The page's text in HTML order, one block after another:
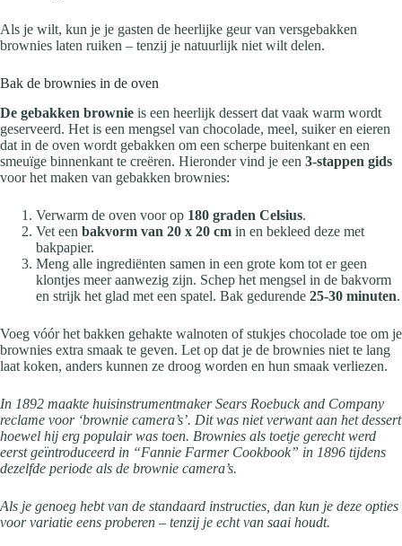
Als je wilt, kun je je gasten de heerlijke geur van versgebakken
brownies laten ruiken – tenzij je natuurlijk niet wilt delen.
Bak de brownies in de oven
De gebakken brownie is een heerlijk dessert dat vaak warm wordt
geserveerd. Het is een mengsel van chocolade, meel, suiker en eieren
dat in de oven wordt gebakken om een scherpe buitenkant en een
smeuïge binnenkant te creëren. Hieronder vind je een 3-stappen gids
voor het maken van gebakken brownies:
Verwarm de oven voor op 180 graden Celsius.
Vet een bakvorm van 20 x 20 cm in en bekleed deze met
bakpapier.
Meng alle ingrediënten samen in een grote kom tot er geen
klontjes meer aanwezig zijn. Schep het mengsel in de bakvorm
en strijk het glad met een spatel. Bak gedurende 25-30 minuten.
Voeg vóór het bakken gehakte walnoten of stukjes chocolade toe om je
brownies extra smaak te geven. Let op dat je de brownies niet te lang
laat koken, anders kunnen ze droog worden en hun smaak verliezen.
In 1892 maakte huisinstrumentmaker Sears Roebuck and Company
reclame voor ‘brownie camera’s’. Dit was niet verwant aan het dessert
hoewel hij erg populair was toen. Brownies als toetje gerecht werd
eerst geïntroduceerd in “Fannie Farmer Cookbook” in 1896 tijdens
dezelfde periode als de brownie camera’s.
Als je genoeg hebt van de standaard instructies, dan kun je deze opties
voor variatie eens proberen – tenzij je echt van saai houdt.